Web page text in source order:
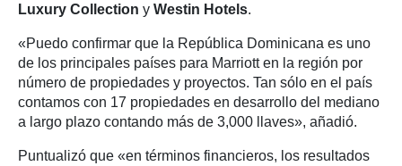
Luxury Collection y Westin Hotels.
«Puedo confirmar que la República Dominicana es uno
de los principales países para Marriott en la región por
número de propiedades y proyectos. Tan sólo en el país
contamos con 17 propiedades en desarrollo del mediano
a largo plazo contando más de 3,000 llaves», añadió.
Puntualizó que «en términos financieros, los resultados